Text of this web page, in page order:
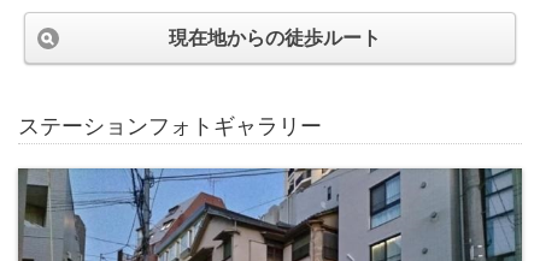
現在地からの徒歩ルート
ステーションフォトギャラリー